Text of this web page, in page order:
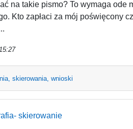
na takie pismo? To wymaga ode
Kto zapłaci za mój poświęcony
skierowania, wnioski
skierowanie